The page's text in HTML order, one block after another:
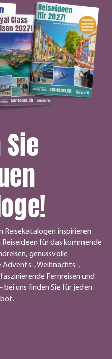
Reisekatalogen inspirieren
für das kommende
genussvolle
Advents-, Weihnachts-,
Fernreisen und
bei uns finden Sie für jeden